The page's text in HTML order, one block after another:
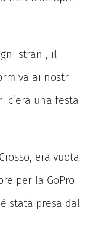
strani, il
ai nostri
c’era una festa
era vuota
per la GoPro
stata presa dal